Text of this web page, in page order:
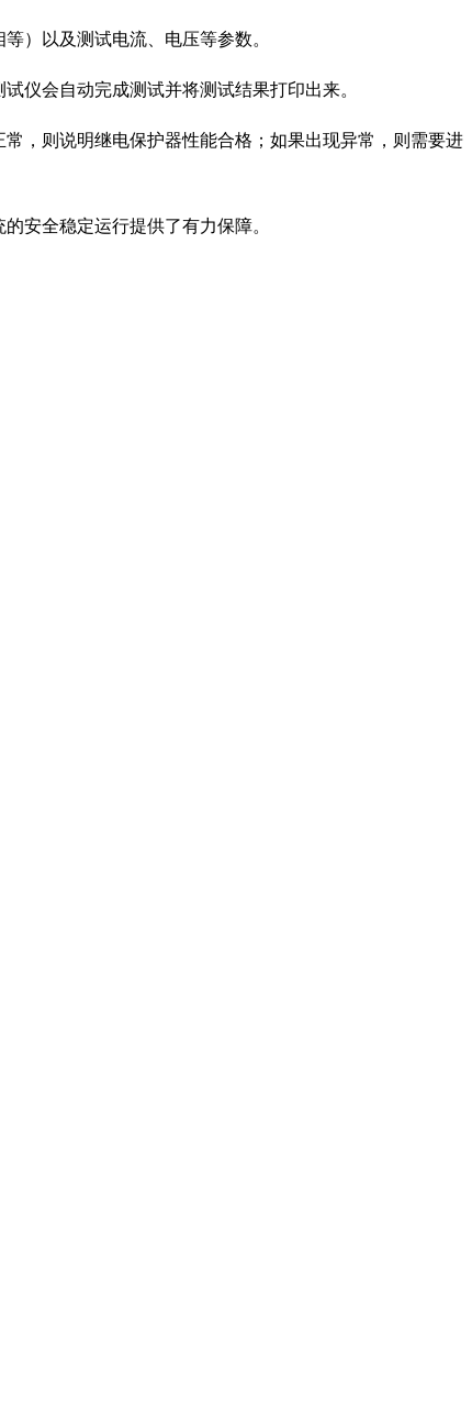
）以及测试电流、电压等参数。
仪会自动完成测试并将测试结果打印出来。
，则说明继电保护器性能合格；如果出现异常，则需要进
安全稳定运行提供了有力保障。